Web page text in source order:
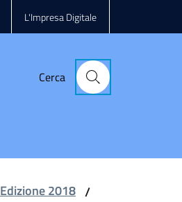
L'Impresa Digitale
Cerca
Edizione 2018 /